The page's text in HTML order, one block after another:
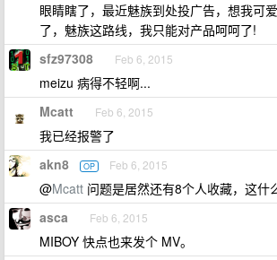
眼睛瞎了，最近魅族到处投广告，想我可
了，魅族这路线，我只能对产品呵呵了!
sfz97308 Feb 6, 2015
meizu 病得不轻啊...
Mcatt Feb 6, 2015
我已经报警了
akn8 OP Feb 6, 2015
@Mcatt 问题是居然还有8个人收藏，这什
asca Feb 6, 2015
MIBOY 快点也来发个 MV。